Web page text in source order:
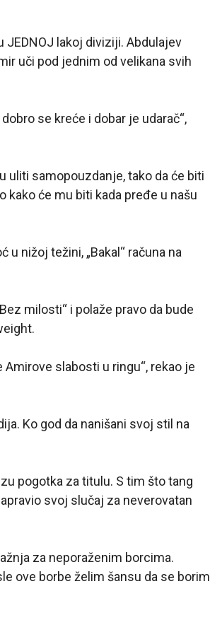
lakoj diviziji. Abdulajev
uči pod jednim od velikana svih
se kreće i dobar je udarač“,
uliti samopouzdanje, tako da će biti
kako će mu biti kada pređe u našu
nižoj težini, „Bakal“ računa na
milosti“ i polaže pravo da bude
slabosti u ringu“, rekao je
Ko god da nanišani svoj stil na
pogotka za titulu. S tim što tang
svoj slučaj za neverovatan
za neporaženim borcima.
ove borbe želim šansu da se borim